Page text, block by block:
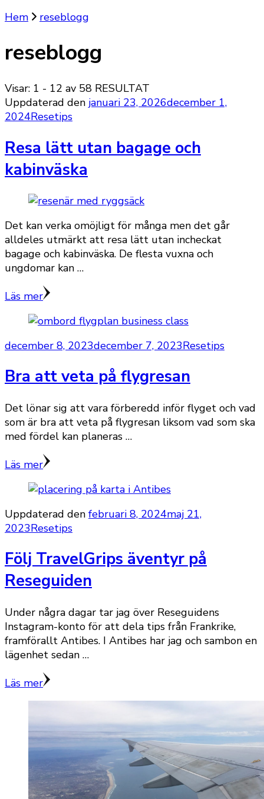
Hem
reseblogg
reseblogg
Visar: 1 - 12 av 58 RESULTAT
Uppdaterad den januari 23, 2026december 1,
2024Resetips
Resa lätt utan bagage och
kabinväska
Det kan verka omöjligt för många men det går
alldeles utmärkt att resa lätt utan incheckat
bagage och kabinväska. De flesta vuxna och
ungdomar kan …
Läs mer
december 8, 2023december 7, 2023Resetips
Bra att veta på flygresan
Det lönar sig att vara förberedd inför flyget och vad
som är bra att veta på flygresan liksom vad som ska
med fördel kan planeras …
Läs mer
Uppdaterad den februari 8, 2024maj 21,
2023Resetips
Följ TravelGrips äventyr på
Reseguiden
Under några dagar tar jag över Reseguidens
Instagram-konto för att dela tips från Frankrike,
framförallt Antibes. I Antibes har jag och sambon en
lägenhet sedan …
Läs mer